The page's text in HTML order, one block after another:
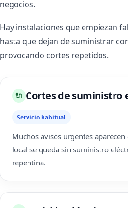
negocios.
Hay instalaciones que empiezan
hasta que dejan de suministrar
provocando cortes repetidos.
🔌 Cortes de suministro
Servicio habitual
Muchos avisos urgentes
local se queda sin suministro
repentina.